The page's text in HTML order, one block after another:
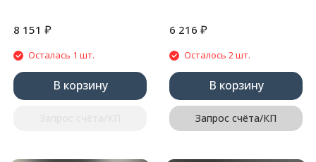
8 151 ₽
Осталась 1 шт.
В корзину
6 216 ₽
Осталось 2 шт.
В корзину
Запрос счёта/КП